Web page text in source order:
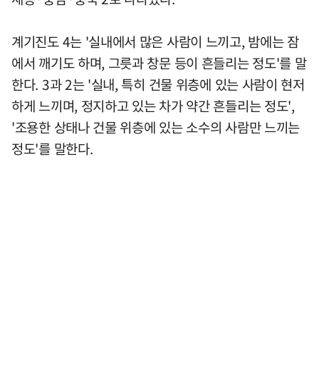
계기진도 4는 '실내에서 많은 사람이 느끼고, 밤에는 잠
에서 깨기도 하며, 그릇과 창문 등이 흔들리는 정도'를 말
한다. 3과 2는 '실내, 특히 건물 위층에 있는 사람이 현저
하게 느끼며, 정지하고 있는 차가 약간 흔들리는 정도',
'조용한 상태나 건물 위층에 있는 소수의 사람만 느끼는
정도'를 말한다.